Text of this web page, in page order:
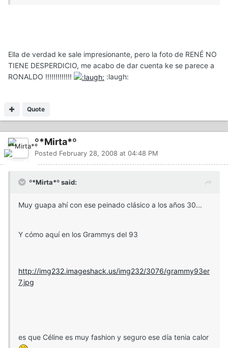
Ella de verdad ke sale impresionante, pero la foto de RENÉ NO
TIENE DESPERDICIO, me acabo de dar cuenta ke se parece a
RONALDO !!!!!!!!!!!!!
:laugh:
Quote
º*Mirta*º
Posted February 28, 2008 at 04:48 PM
º*Mirta*º said:
Muy guapa ahí con ese peinado clásico a los años 30...
Y cómo aquí en los Grammys del 93
http://img232.imageshack.us/img232/3076/grammy93er
7.jpg
es que Céline es muy fashion y seguro ese día tenia calor